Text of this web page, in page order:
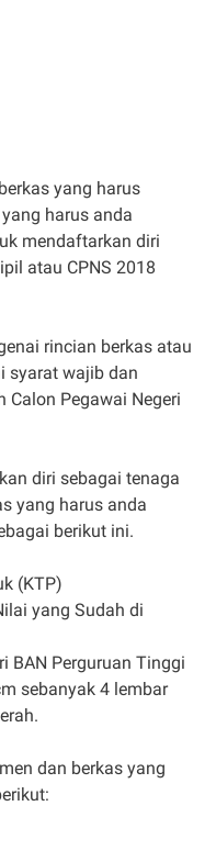
yang harus
harus anda
mendaftarkan diri
atau CPNS 2018
rincian berkas atau
syarat wajib dan
Calon Pegawai Negeri
diri sebagai tenaga
yang harus anda
berikut ini.
(KTP)
yang Sudah di
BAN Perguruan Tinggi
sebanyak 4 lembar
dan berkas yang